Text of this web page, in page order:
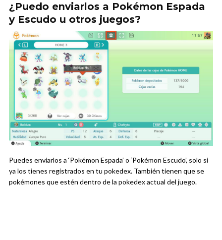
¿Puedo enviarlos a Pokémon Espada
y Escudo u otros juegos?
Puedes enviarlos a ‘Pokémon Espada’ o ‘Pokémon Escudo’, solo si
ya los tienes registrados en tu pokedex. También tienen que se
pokémones que estén dentro de la pokedex actual del juego.